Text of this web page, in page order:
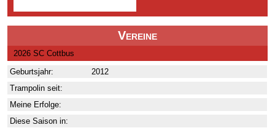
Vereine
2026 SC Cottbus
Geburtsjahr:
2012
Trampolin seit:
Meine Erfolge:
Diese Saison in: